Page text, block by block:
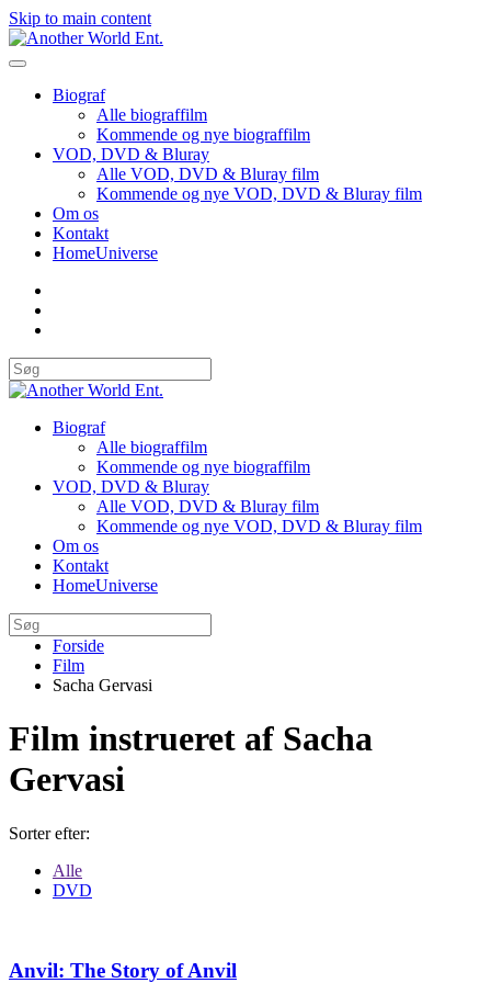
Skip to main content
Biograf
Alle biograffilm
Kommende og nye biograffilm
VOD, DVD & Bluray
Alle VOD, DVD & Bluray film
Kommende og nye VOD, DVD & Bluray film
Om os
Kontakt
HomeUniverse
Biograf
Alle biograffilm
Kommende og nye biograffilm
VOD, DVD & Bluray
Alle VOD, DVD & Bluray film
Kommende og nye VOD, DVD & Bluray film
Om os
Kontakt
HomeUniverse
Forside
Film
Sacha Gervasi
Film instrueret af Sacha
Gervasi
Sorter efter:
Alle
DVD
Anvil: The Story of Anvil